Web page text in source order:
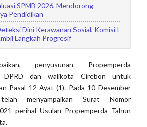
SPMB 2026, Mendorong
Pendidikan
Dini Kerawanan Sosial, Komisi I
Langkah Progresif
penyusunan Propemperda
DPRD dan walikota Cirebon untuk
Pasal 12 Ayat (1). Pada 10 Desember
menyampaikan Surat Nomor
perihal Usulan Propemperda Tahun